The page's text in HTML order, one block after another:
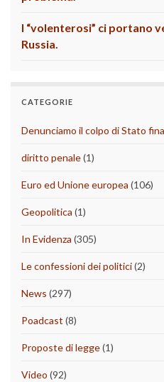
I “volenterosi” ci portano
Russia.
CATEGORIE
Denunciamo il colpo di Stato
diritto penale(1)
Euro ed Unione europea (106)
Geopolitica (1)
In Evidenza (305)
Le confessioni dei politici(2)
News (297)
Poadcast (8)
Proposte di legge(1)
Video (92)